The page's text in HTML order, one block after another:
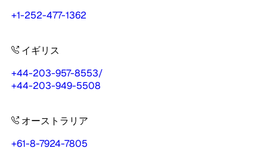
+1-252-477-1362
イギリス
+44-203-957-8553/
+44-203-949-5508
オーストラリア
+61-8-7924-7805